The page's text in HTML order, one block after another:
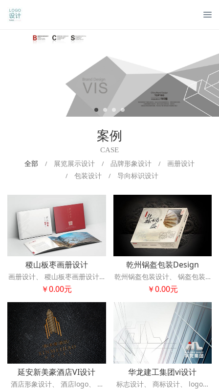
案例
CASE
全部 / 展览展示设计 / 品牌形象设计 / 画册设计
/ 包装设计 / 导向标识设计
稷山板枣画册设计
￥0.00元
乾州锅盔包装Design
￥0.00元
延安新美豪酒店VI设计 华龙建工集团vi设计